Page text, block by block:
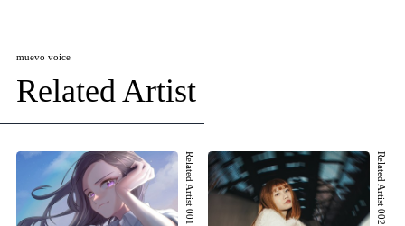
muevo voice
Related Artist
Related Artist 001 Related Artist 002